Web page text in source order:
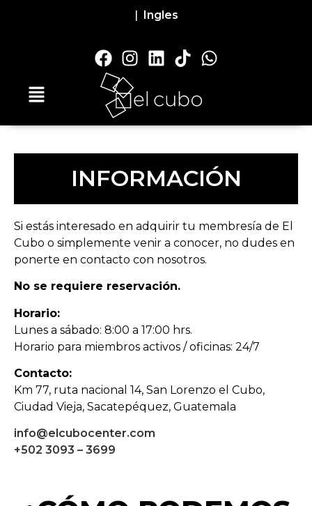
| Ingles
INFORMACIÓN
Si estás interesado en adquirir tu membresía de El
Cubo o simplemente venir a conocer, no dudes en
ponerte en contacto con nosotros.
No se requiere reservación.
Horario:
Lunes a sábado: 8:00 a 17:00 hrs.
Horario para miembros activos / oficinas: 24/7
Contacto:
Km 77, ruta nacional 14, San Lorenzo el Cubo,
Ciudad Vieja, Sacatepéquez, Guatemala
info@elcubocenter.com
+502 3093 – 3699